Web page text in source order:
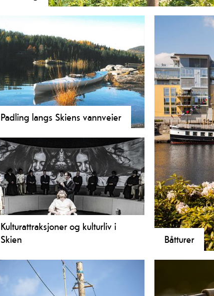
Det er mange fine turområder i Skien. Her kan man velge
eller toppturer med flotte utsiktspunkter og fin natur.
Padling langs Skiens vannveier
På oversiden av Skien sluse er det
mange muligheter med kano og kajakk
oppover langs elvene. Du kan også
oppsøke vannene i marka nord for byen
for å padle i idylliske omgivelser:
Kulturattraksjoner og kulturliv i
Skien
Er du på jakt etter kulturelle opplevelser
i Skien? Her finner du forslag på en
rekke spennende aktiviteter for alle
Båtturer
I Skien starter